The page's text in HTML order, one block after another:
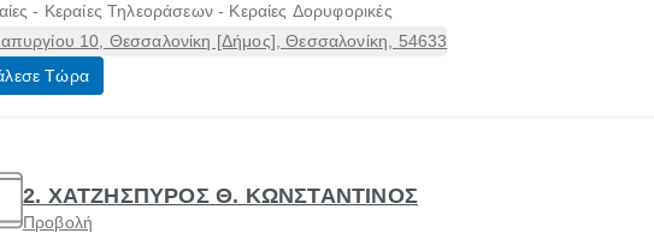
- Κεραίες Τηλεοράσεων - Κεραίες Δορυφορικές
10, Θεσσαλονίκη [Δήμος], Θεσσαλονίκη, 54633
Τώρα
2. ΧΑΤΖΗΣΠΥΡΟΣ Θ. ΚΩΝΣΤΑΝΤΙΝΟΣ
Προβολή